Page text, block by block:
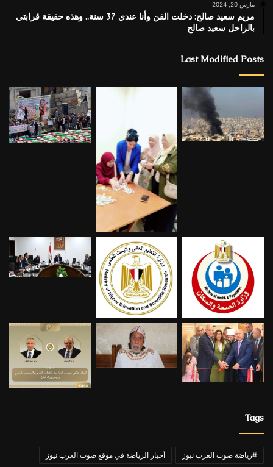
مارس 20, 2024
مريم سعيد صالح: دخلت الفن وأنا عندي 37 سنة.. وهذه حقيقة قرابتي
بالراحل سعيد صالح
Last Modified Posts
Tags
#رياضة صوت العرب نيوز أخبار الرياضة في موقع صوت العرب نيوز